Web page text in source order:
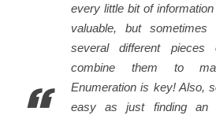
every little bit of
valuable, but
several different pieces
combine them to
Enumeration is key! Also,
easy as just finding an